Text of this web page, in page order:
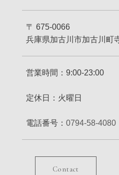
〒 675-0066
兵庫県加古川市加古川町
営業時間：9:00-23:00
定休日：火曜日
電話番号： 0794-58-4080
Contact